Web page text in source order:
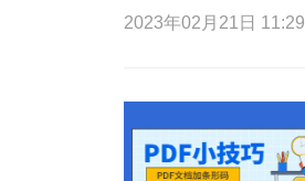
2023年02月21日 11:29